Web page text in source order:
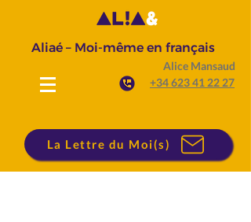
Aliaé – Moi-même en français
Alice Mansaud
+34 623 41 22 27
La Lettre du Moi(s)